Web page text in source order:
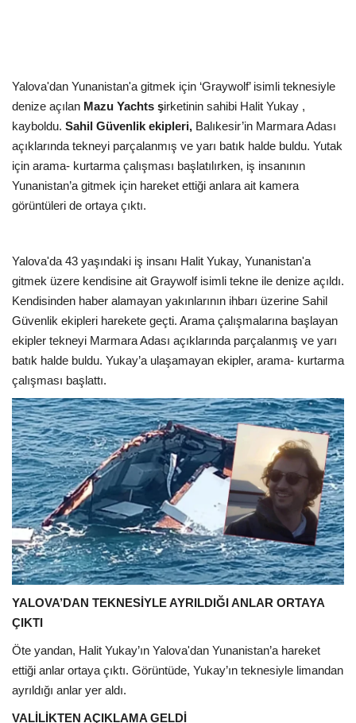
Ekonomi
Gündem
Dünya
Yalova'dan Yunanistan'a gitmek için ‘Graywolf’ isimli teknesiyle
denize açılan Mazu Yachts şirketinin sahibi Halit Yukay ,
kayboldu. Sahil Güvenlik ekipleri, Balıkesir’in Marmara Adası
açıklarında tekneyi parçalanmış ve yarı batık halde buldu. Yutak
için arama- kurtarma çalışması başlatılırken, iş insanının
Yunanistan’a gitmek için hareket ettiği anlara ait kamera
görüntüleri de ortaya çıktı.
Yalova'da 43 yaşındaki iş insanı Halit Yukay, Yunanistan'a
gitmek üzere kendisine ait Graywolf isimli tekne ile denize açıldı.
Kendisinden haber alamayan yakınlarının ihbarı üzerine Sahil
Güvenlik ekipleri harekete geçti. Arama çalışmalarına başlayan
ekipler tekneyi Marmara Adası açıklarında parçalanmış ve yarı
batık halde buldu. Yukay’a ulaşamayan ekipler, arama- kurtarma
çalışması başlattı.
YALOVA’DAN TEKNESİYLE AYRILDIĞI ANLAR ORTAYA
ÇIKTI
Öte yandan, Halit Yukay’ın Yalova'dan Yunanistan’a hareket
ettiği anlar ortaya çıktı. Görüntüde, Yukay’ın teknesiyle limandan
ayrıldığı anlar yer aldı.
VALİLİKTEN AÇIKLAMA GELDİ